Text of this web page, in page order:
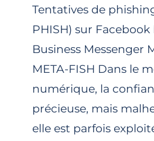
Tentatives de
PHISH) sur Facebook
Business Messenger
META-FISH Dans le
numérique, la
précieuse, mais
elle est parfois